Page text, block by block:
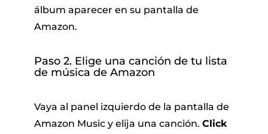
álbum aparecer en su pantalla de
Amazon.
Paso 2. Elige una canción de tu lista
de música de Amazon
Vaya al panel izquierdo de la pantalla de
Amazon Music y elija una canción. Click